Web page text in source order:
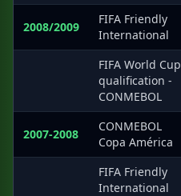
2008/2009
FIFA Friendly
International
FIFA World Cup
qualification -
CONMEBOL
2007-2008
CONMEBOL
Copa América
FIFA Friendly
International